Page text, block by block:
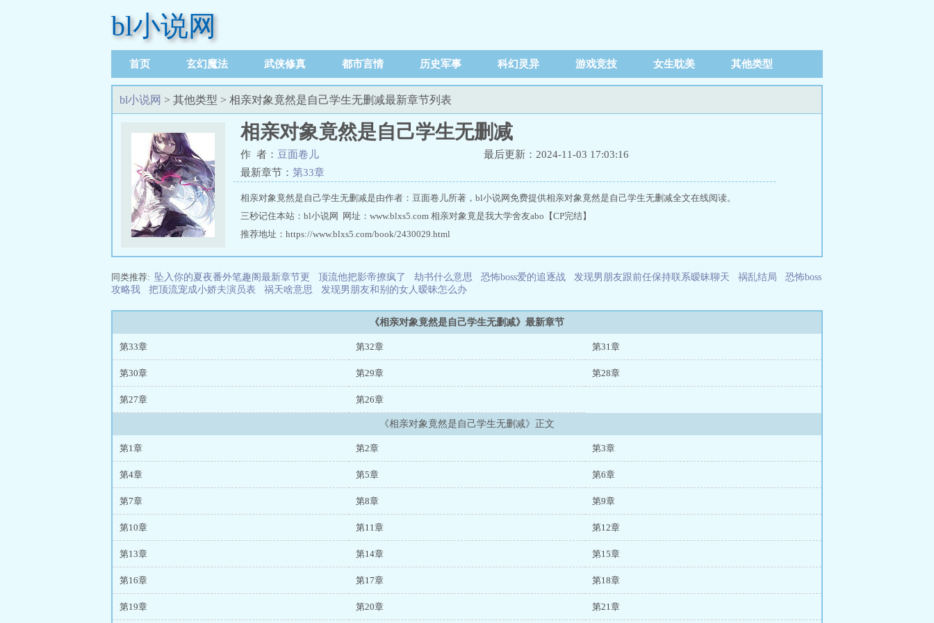
bl小说网
首页 玄幻魔法 武侠修真 都市言情 历史军事 科幻灵异 游戏竞技 女生耽美 其他类型
足迹记录
bl小说网 > 其他类型 > 相亲对象竟然是自己学生无删减最新章节列表
相亲对象竟然是自己学生无删减
作 者： 豆面卷儿
最后更新：2024-11-03 17:03:16
最新章节： 第33章
相亲对象竟然是自己学生无删减是由作者：豆面卷儿所著，bl小说网免费提供相亲对象竟然是自己学生无删减全文在线阅读。
三秒记住本站：bl小说网 网址：www.blxs5.com 相亲对象竟是我大学舍友abo【CP完结】
推荐地址：https://www.blxs5.com/book/2430029.html
同类推荐: 坠入你的夏夜番外笔趣阁最新章节更 顶流他把影帝撩疯了 劫书什么意思 恐怖boss爱的追逐战 发现男朋友跟前任保持联系暧昧聊天 祸乱结局
恐怖boss
攻略我
把顶流宠成小娇夫演员表 祸天啥意思 发现男朋友和别的女人暧昧怎么办
《相亲对象竟然是自己学生无删减》最新章节
第33章 第32章 第31章
第30章 第29章 第28章
第27章 第26章
《相亲对象竟然是自己学生无删减》正文
第1章 第2章 第3章
第4章 第5章 第6章
第7章 第8章 第9章
第10章 第11章 第12章
第13章 第14章 第15章
第16章 第17章 第18章
第19章 第20章 第21章